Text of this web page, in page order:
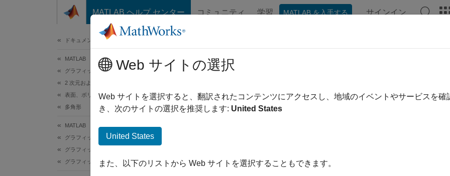
コンテンツへスキップ
MATLAB ヘルプ センター コミュニティ 学習 MATLAB を入手する サインイン
ドキュメンテーションのホーム
MATLAB
グラフィックス
2 次元および 3 次元プロット
表面、ボリュームおよび多角形
多角形
MATLAB
グラフィックス
グラフィックス オブジェクト
グラフィックス オブジェクトのプロパティ
Patch のプロパティ
パッチの外観と動作
Web サイトの選択
Web サイトを選択すると、翻訳されたコンテンツにアクセスし、地域のイベントやサービスを
き、次のサイトの選択を推奨します: United States
United States
また、以下のリストから Web サイトを選択することもできます。